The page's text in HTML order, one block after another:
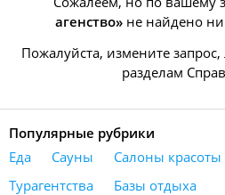
агенство» не найдено
Пожалуйста, измените
разделам
Популярные рубрики
Еда
Сауны Салоны красоты
Турагентства
Базы отдыха